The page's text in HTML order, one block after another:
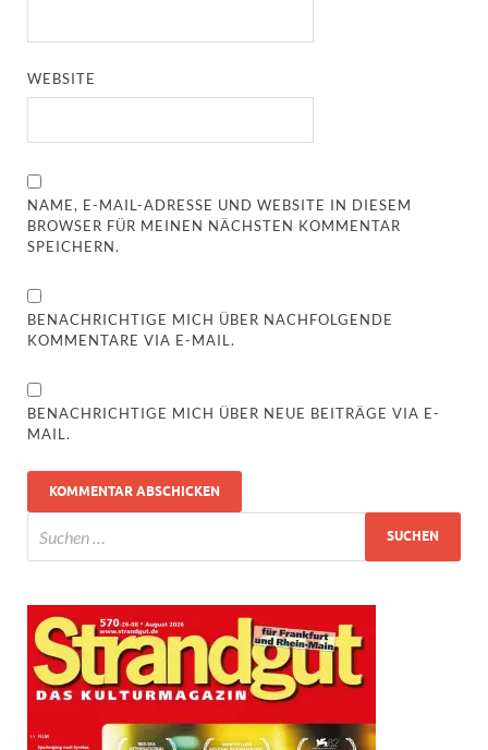
WEBSITE
NAME, E-MAIL-ADRESSE UND WEBSITE IN DIESEM
BROWSER FÜR MEINEN NÄCHSTEN KOMMENTAR
SPEICHERN.
BENACHRICHTIGE MICH ÜBER NACHFOLGENDE
KOMMENTARE VIA E-MAIL.
BENACHRICHTIGE MICH ÜBER NEUE BEITRÄGE VIA E-
MAIL.